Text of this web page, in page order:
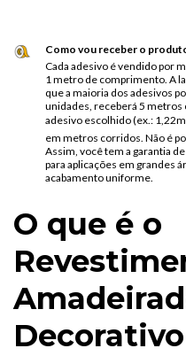
Como vou receber o
Cada adesivo é vendido por
1 metro de comprimento. A
que a maioria dos adesivos
unidades, receberá 5
adesivo escolhido (ex.:
em metros corridos. Não é
Assim, você tem a garantia
para aplicações em grandes
acabamento uniforme.
O que é o